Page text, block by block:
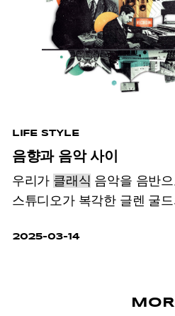
LIFE STYLE
음향과 음악 사이
우리가 클래식 음악을 음반
스튜디오가 복각한 글렌 굴
혼신의 힘을 다해 연주한 마
2025-03-14